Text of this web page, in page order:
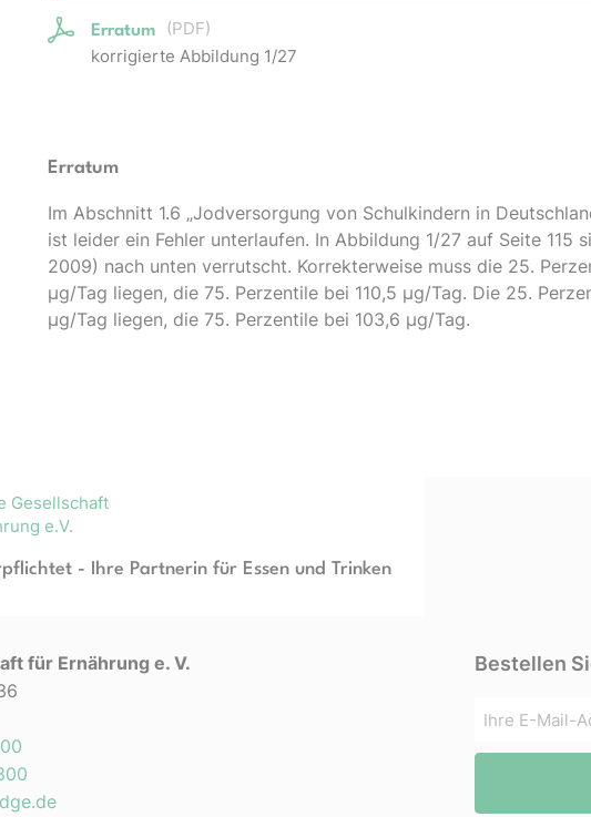
Erratum (PDF)
korrigierte Abbildung 1/27
Erratum
Im Abschnitt 1.6 „Jodversorgung von Schulkindern in
ist leider ein Fehler unterlaufen. In Abbildung 1/27 auf Seite 115
2009) nach unten verrutscht. Korrekterweise muss die 25.
µg/Tag liegen, die 75. Perzentile bei 110,5 µg/Tag. Die 25.
µg/Tag liegen, die 75. Perzentile bei 103,6 µg/Tag.
Gesellschaft
e.V.
- Ihre Partnerin für Essen und Trinken
für Ernährung e. V.
Bestellen